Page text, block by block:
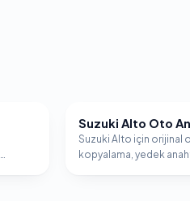
SUZUKI
Suzuki Alto Oto
Suzuki Alto için orijinal
kopyalama, yedek